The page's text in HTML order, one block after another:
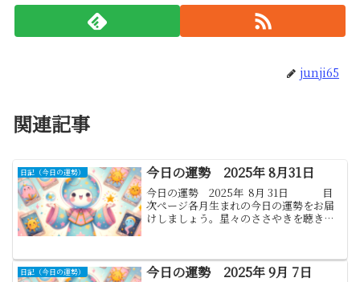
junji65
関連記事
日記（今日の運勢） 今日の運勢 2025年 8月31日
今日の運勢 2025年 8月 31日 目
次ぺージ各月生まれの今日の運勢をお届
けしましょう。星々のささやきを聴き、
しでも光をもたらせれば幸いで...
日記（今日の運勢） 今日の運勢 2025年 9月 7日